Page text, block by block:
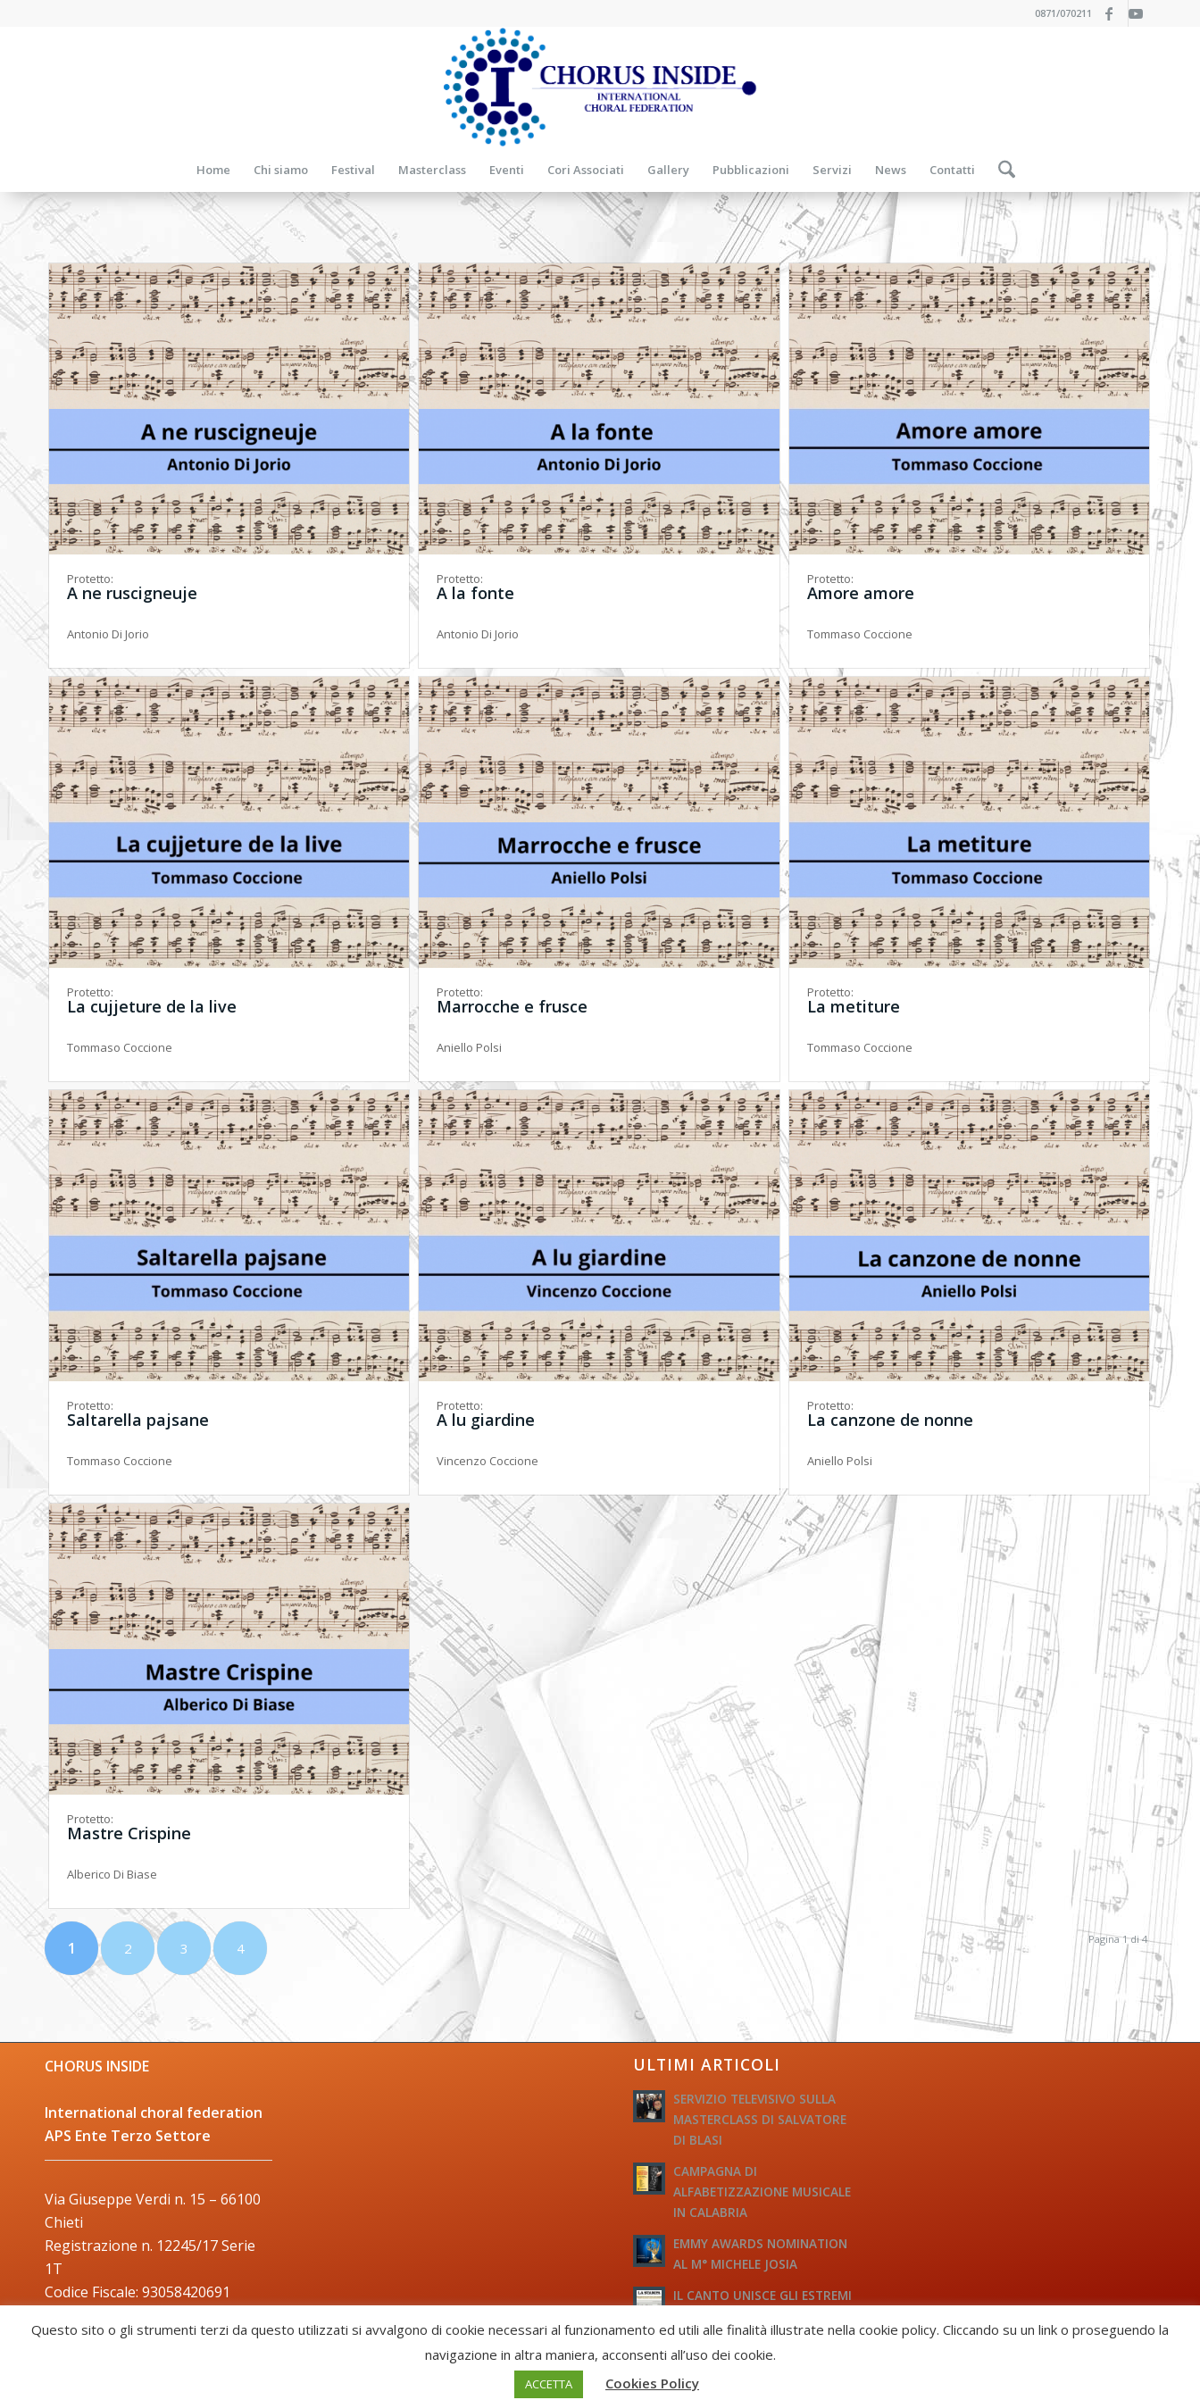
0871/070211
Home Chi siamo Festival Masterclass Eventi Cori Associati Gallery Pubblicazioni Servizi News Contatti
Protetto:
A ne ruscigneuje
Antonio Di Jorio
Protetto:
A la fonte
Antonio Di Jorio
Protetto:
Amore amore
Tommaso Coccione
Protetto:
La cujjeture de la live
Tommaso Coccione
Protetto:
Marrocche e frusce
Aniello Polsi
Protetto:
La metiture
Tommaso Coccione
Protetto:
Saltarella pajsane
Tommaso Coccione
Protetto:
A lu giardine
Vincenzo Coccione
Protetto:
La canzone de nonne
Aniello Polsi
Protetto:
Mastre Crispine
Alberico Di Biase
Pagina 1 di 4
1 2 3 4
CHORUS INSIDE
International choral federation
APS Ente Terzo Settore
Via Giuseppe Verdi n. 15 – 66100
Chieti
Registrazione n. 12245/17 Serie
1T
Codice Fiscale: 93058420691
ULTIMI ARTICOLI
SERVIZIO TELEVISIVO SULLA
MASTERCLASS DI SALVATORE
DI BLASI
CAMPAGNA DI
ALFABETIZZAZIONE MUSICALE
IN CALABRIA
EMMY AWARDS NOMINATION
AL M° MICHELE JOSIA
IL CANTO UNISCE GLI ESTREMI
Chorus Inside - International Choral Federation - APS Ente Terzo Settore · CF: 93058420691
Questo sito o gli strumenti terzi da questo utilizzati si avvalgono di cookie necessari al funzionamento ed utili alle finalità illustrate nella cookie policy. Cliccando su un link o proseguendo la
navigazione in altra maniera, acconsenti all’uso dei cookie.
ACCETTA Cookies Policy